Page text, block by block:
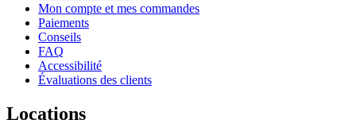
Mon compte et mes commandes
Paiements
Conseils
FAQ
Accessibilité
Évaluations des clients
Locations